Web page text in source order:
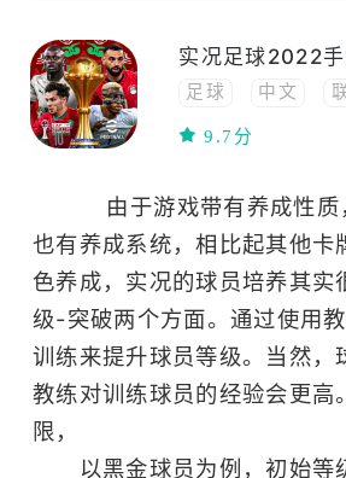
实况足球2022
足球 中文
多人在线
支持手柄
PVP
多人竞技
俯视
PVE
9.7分
由于游戏带有养成性质
也有养成系统，相比起其他卡
色养成，实况的球员培养其实
级-突破两个方面。通过使用
训练来提升球员等级。当然，
教练对训练球员的经验会更高
限，
以黑金球员为例，初始等